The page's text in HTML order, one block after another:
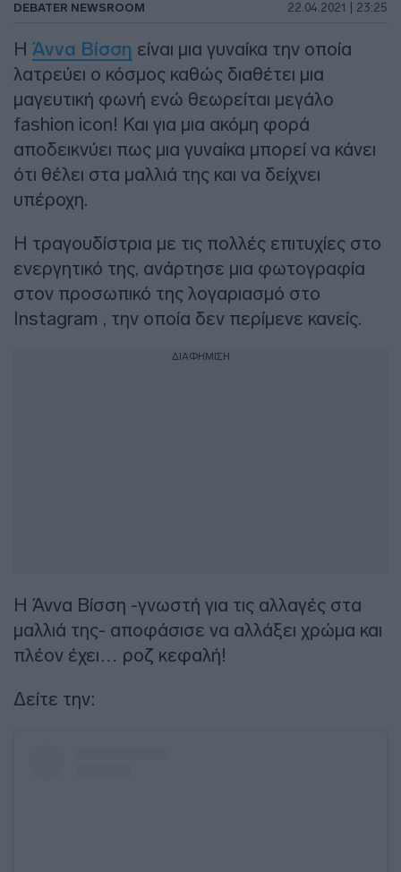
DEBATER NEWSROOM 22.04.2021 | 23:25
Η Άννα Βίσση είναι μια γυναίκα την οποία
λατρεύει ο κόσμος καθώς διαθέτει μια
μαγευτική φωνή ενώ θεωρείται μεγάλο
fashion icon! Και για μια ακόμη φορά
αποδεικνύει πως μια γυναίκα μπορεί να κάνει
ότι θέλει στα μαλλιά της και να δείχνει
υπέροχη.
Η τραγουδίστρια με τις πολλές επιτυχίες στο
ενεργητικό της, ανάρτησε μια φωτογραφία
στον προσωπικό της λογαριασμό στο
Instagram , την οποία δεν περίμενε κανείς.
ΔΙΑΦΗΜΙΣΗ
Η Άννα Βίσση -γνωστή για τις αλλαγές στα
μαλλιά της- αποφάσισε να αλλάξει χρώμα και
πλέον έχει… ροζ κεφαλή!
Δείτε την: